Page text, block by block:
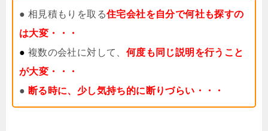
● 相見積もりを取る住宅会社を自分で何社も探すの
は大変・・・
● 複数の会社に対して、 何度も同じ説明を行うこと
が大変・・・
● 断る時に、少し気持ち的に断りづらい・・・